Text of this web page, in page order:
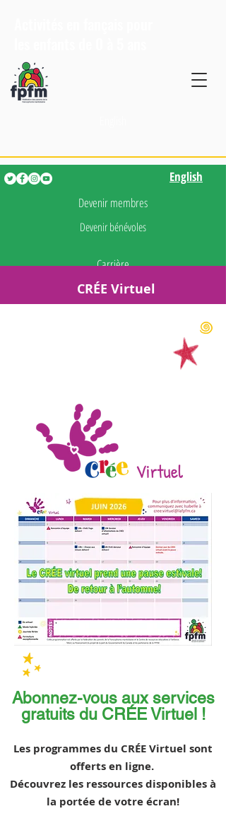
Devenir membres
Devenir bénévoles
Carrière
Presse
English
CRÉE Virtuel
Abonnez-vous aux services
gratuits du CRÉE Virtuel !
Les programmes du CRÉE Virtuel sont
offerts en ligne.
Découvrez les ressources disponibles à
la portée de votre écran!